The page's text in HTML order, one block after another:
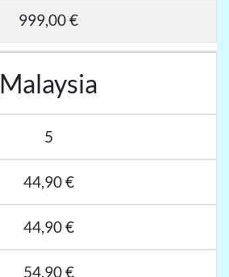
999,00 €
Malaysia
5
44,90 €
44,90 €
54,90 €